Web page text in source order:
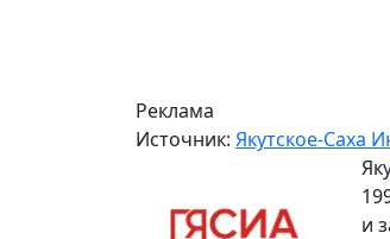
Реклама
Источник: Якутское-Саха
и